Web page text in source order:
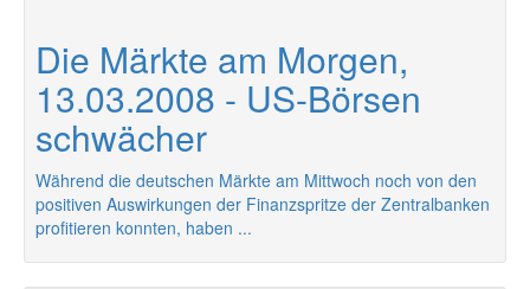
Die Märkte am Morgen,
13.03.2008 - US-Börsen
schwächer
Während die deutschen Märkte am Mittwoch noch von den
positiven Auswirkungen der Finanzspritze der Zentralbanken
profitieren konnten, haben ...